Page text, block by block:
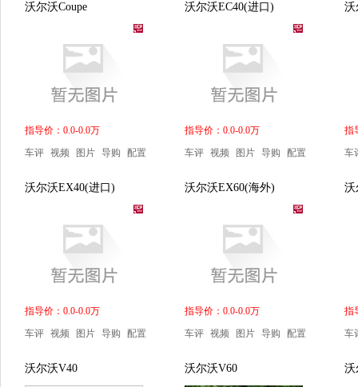
沃尔沃Coupe
指导价：0.0-0.0万
车评 视频 图片 导购 配置
沃尔沃EC40(进口)
指导价：0.0-0.0万
车评 视频 图片 导购 配置
沃
指
车
沃尔沃EX40(进口)
指导价：0.0-0.0万
车评 视频 图片 导购 配置
沃尔沃EX60(海外)
指导价：0.0-0.0万
车评 视频 图片 导购 配置
沃
指
车
沃尔沃V40 沃尔沃V60 沃